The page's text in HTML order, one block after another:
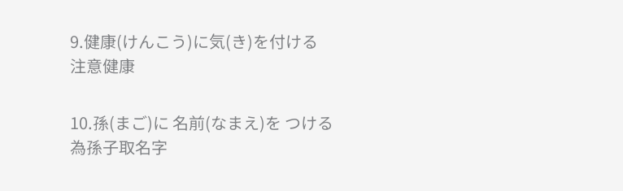
9.健康(けんこう)に気(き)を付ける
注意健康
10.孫(まご)に 名前(なまえ)を つける
為孫子取名字